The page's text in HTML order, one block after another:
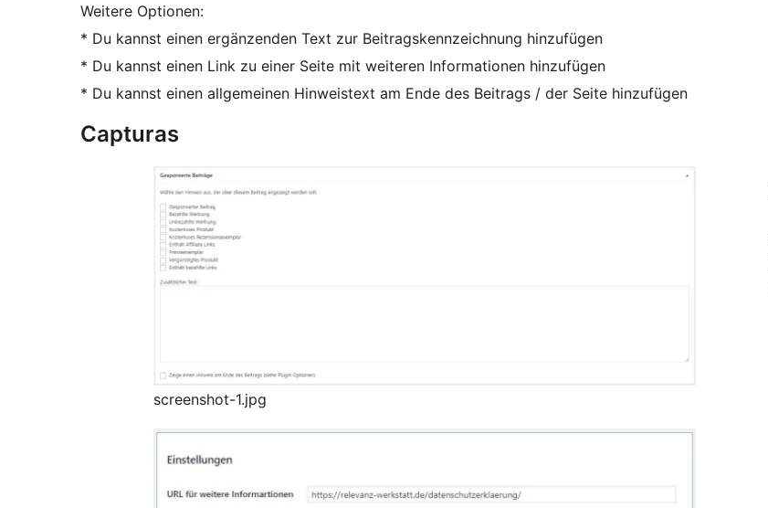
Weitere Optionen:
* Du kannst einen ergänzenden Text zur Beitragskennzeichnung hinzufügen
* Du kannst einen Link zu einer Seite mit weiteren Informationen hinzufügen
* Du kannst einen allgemeinen Hinweistext am Ende des Beitrags / der Seite hinzufügen
Capturas
screenshot-1.jpg